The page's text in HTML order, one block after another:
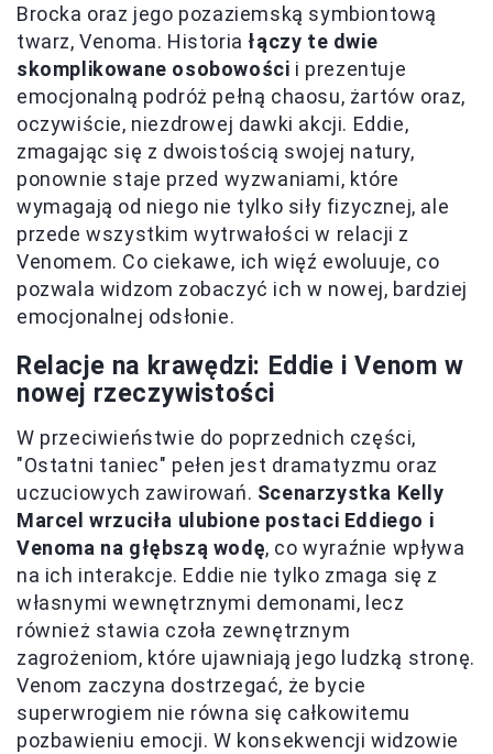
Brocka oraz jego pozaziemską symbiontową
twarz, Venoma. Historiałączy te dwie
skomplikowane osobowości i prezentuje
emocjonalną podróż pełną chaosu, żartów oraz,
oczywiście, niezdrowej dawki akcji. Eddie,
zmagając się z dwoistością swojej natury,
ponownie staje przed wyzwaniami, które
wymagają od niego nie tylko siły fizycznej, ale
przede wszystkim wytrwałości w relacji z
Venomem. Co ciekawe, ich więź ewoluuje, co
pozwala widzom zobaczyć ich w nowej, bardziej
emocjonalnej odsłonie.
Relacje na krawędzi: Eddie i Venom w
nowej rzeczywistości
W przeciwieństwie do poprzednich części,
"Ostatni taniec" pełen jest dramatyzmu oraz
uczuciowych zawirowań. Scenarzystka Kelly
Marcel wrzuciła ulubione postaci Eddiego i
Venoma na głębszą wodę, co wyraźnie wpływa
na ich interakcje. Eddie nie tylko zmaga się z
własnymi wewnętrznymi demonami, lecz
również stawia czoła zewnętrznym
zagrożeniom, które ujawniają jego ludzką stronę.
Venom zaczyna dostrzegać, że bycie
superwrogiem nie równa się całkowitemu
pozbawieniu emocji. W konsekwencji widzowie